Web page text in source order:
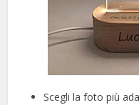
Scegli la foto più